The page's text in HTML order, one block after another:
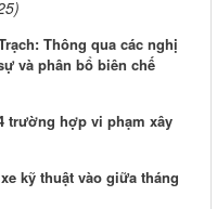
Thông qua các nghị
và phân bổ biên chế
trường hợp vi phạm xây
kỹ thuật vào giữa tháng